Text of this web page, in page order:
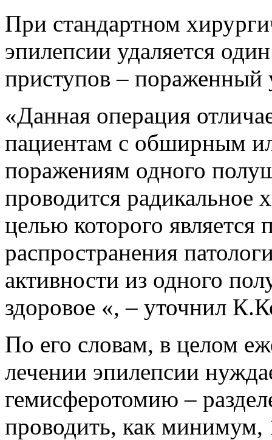
При стандартном
эпилепсии удаляется
приступов – пораженный
«Данная операция
пациентам с обширным
поражениям одного
проводится радикальное
целью которого является
распространения
активности из одного
здоровое «, – уточнил
По его словам, в целом
лечении эпилепсии
гемисферотомию –
проводить, как минимум,